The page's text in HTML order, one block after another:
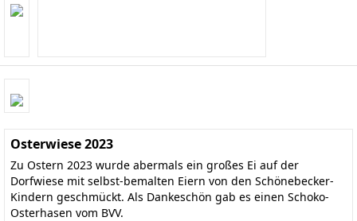
Osterwiese 2023
Zu Ostern 2023 wurde abermals ein großes Ei auf der
Dorfwiese mit selbst-bemalten Eiern von den Schönebecker-
Kindern geschmückt. Als Dankeschön gab es einen Schoko-
Osterhasen vom BVV.